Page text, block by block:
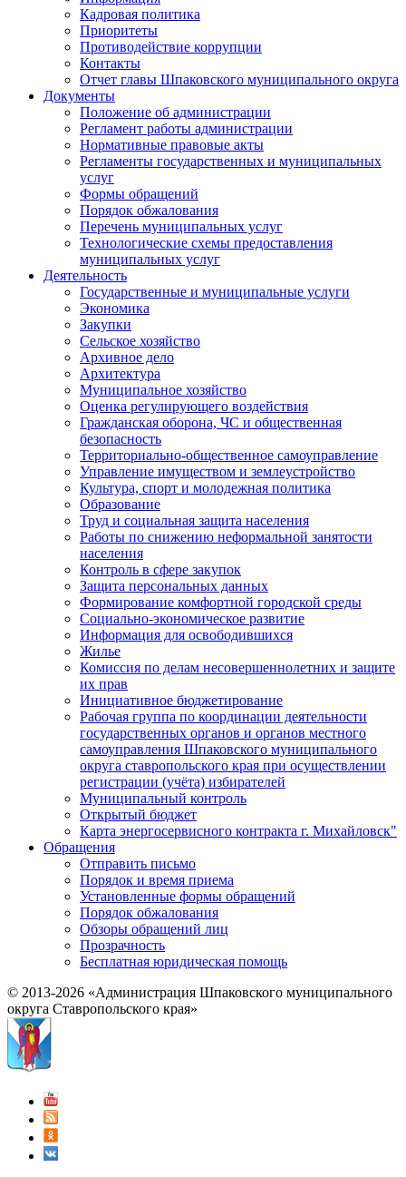
Кадровая политика
Приоритеты
Противодействие коррупции
Контакты
Отчет главы Шпаковского муниципального округа
Документы
Положение об администрации
Регламент работы администрации
Нормативные правовые акты
Регламенты государственных и муниципальных
услуг
Формы обращений
Порядок обжалования
Перечень муниципальных услуг
Технологические схемы предоставления
муниципальных услуг
Деятельность
Государственные и муниципальные услуги
Экономика
Закупки
Сельское хозяйство
Архивное дело
Архитектура
Муниципальное хозяйство
Оценка регулирующего воздействия
Гражданская оборона, ЧС и общественная
безопасность
Территориально-общественное самоуправление
Управление имуществом и землеустройство
Культура, спорт и молодежная политика
Образование
Труд и социальная защита населения
Работы по снижению неформальной занятости
населения
Контроль в сфере закупок
Защита персональных данных
Формирование комфортной городской среды
Социально-экономическое развитие
Информация для освободившихся
Жилье
Комиссия по делам несовершеннолетних и защите
их прав
Инициативное бюджетирование
Рабочая группа по координации деятельности
государственных органов и органов местного
самоуправления Шпаковского муниципального
округа ставропольского края при осуществлении
регистрации (учёта) избирателей
Муниципальный контроль
Открытый бюджет
Карта энергосервисного контракта г. Михайловск"
Обращения
Отправить письмо
Порядок и время приема
Установленные формы обращений
Порядок обжалования
Обзоры обращений лиц
Прозрачность
Бесплатная юридическая помощь
© 2013-2026 «Администрация Шпаковского муниципального
округа Ставропольского края»